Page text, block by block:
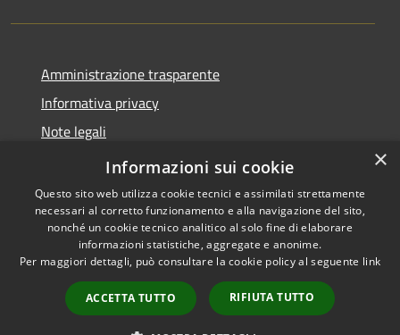
Amministrazione trasparente
Informativa privacy
Note legali
Dichiarazione di accessibilità
Accessibilità
Copyright © 2026 • Comune di
Fara Gera d'Adda • Powered by
Municipium•
Accesso
redazione
×
Informazioni sui cookie
Questo sito web utilizza cookie tecnici e assimilati strettamente
necessari al corretto funzionamento e alla navigazione del sito,
nonché un cookie tecnico analitico al solo fine di elaborare
informazioni statistiche, aggregate e anonime.
Per maggiori dettagli, può consultare la cookie policy al seguente link
ACCETTA TUTTO RIFIUTA TUTTO